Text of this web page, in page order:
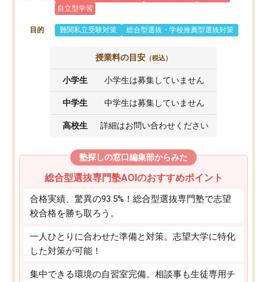
自立型学習
目的 難関私立受験対策 総合型選抜・学校推薦型選抜対策
授業料の目安 （税込）
小学生 小学生は募集していません
中学生 中学生は募集していません
高校生 詳細はお問い合わせください
塾探しの窓口編集部からみた
総合型選抜専門塾AOIのおすすめポイント
合格実績、驚異の93.5%！総合型選抜専門塾で志望
校合格を勝ち取ろう。
一人ひとりに合わせた準備と対策。志望大学に特化
した対策が可能！
集中できる環境の自習室完備。相談事も生徒専用チ